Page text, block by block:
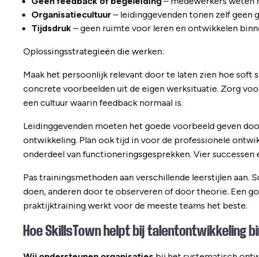
Organisatiecultuur– leidinggevenden tonen zelf geen
Tijdsdruk– geen ruimte voor leren en ontwikkelen
Oplossingsstrategieën die werken:
Maak het persoonlijk relevant door te laten zien hoe soft
concrete voorbeelden uit de eigen werksituatie. Zorg
een cultuur waarin feedback normaal is.
Leidinggevenden moeten het goede voorbeeld geven
ontwikkeling. Plan ook tijd in voor de professionele
onderdeel van functioneringsgesprekken. Vier
Pas trainingsmethoden aan verschillende leerstijlen aan.
doen, anderen door te observeren of door theorie. Een
praktijktraining werkt voor de meeste teams het beste.
Hoe SkillsTown helpt bij talentontwikkeling